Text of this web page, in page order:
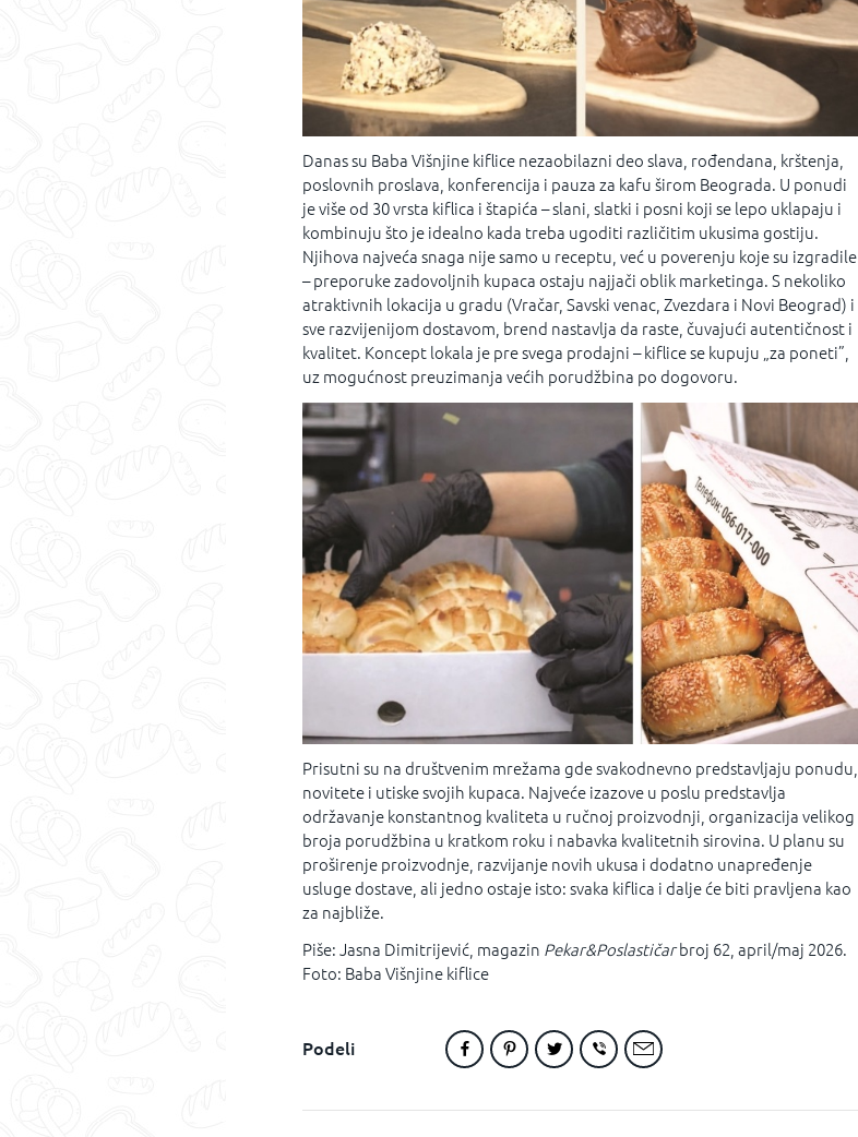
Danas su Baba Višnjine kiflice nezaobilazni deo slava, rođendana, krštenja,
poslovnih proslava, konferencija i pauza za kafu širom Beograda. U ponudi
je više od 30 vrsta kiflica i štapića – slani, slatki i posni koji se lepo uklapaju i
kombinuju što je idealno kada treba ugoditi različitim ukusima gostiju.
Njihova najveća snaga nije samo u receptu, već u poverenju koje su izgradile
– preporuke zadovoljnih kupaca ostaju najjači oblik marketinga. S nekoliko
atraktivnih lokacija u gradu (Vračar, Savski venac, Zvezdara i Novi Beograd) i
sve razvijenijom dostavom, brend nastavlja da raste, čuvajući autentičnost i
kvalitet. Koncept lokala je pre svega prodajni – kiflice se kupuju „za poneti”,
uz mogućnost preuzimanja većih porudžbina po dogovoru.
Prisutni su na društvenim mrežama gde svakodnevno predstavljaju ponudu,
novitete i utiske svojih kupaca. Najveće izazove u poslu predstavlja
održavanje konstantnog kvaliteta u ručnoj proizvodnji, organizacija velikog
broja porudžbina u kratkom roku i nabavka kvalitetnih sirovina. U planu su
proširenje proizvodnje, razvijanje novih ukusa i dodatno unapređenje
usluge dostave, ali jedno ostaje isto: svaka kiflica i dalje će biti pravljena kao
za najbliže.
Piše: Jasna Dimitrijević, magazin Pekar&Poslastičarbroj 62, april/maj 2026.
Foto: Baba Višnjine kiflice
Podeli